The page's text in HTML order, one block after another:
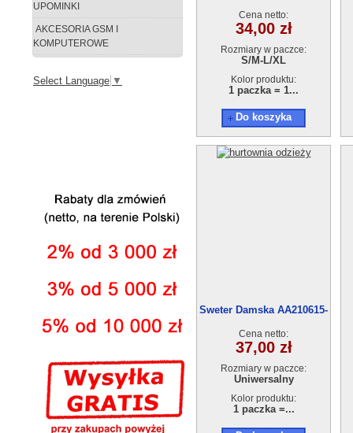
UPOMINKI
AKCESORIA GSM I
KOMPUTEROWE
Select Language ▼
Cena netto:
34,00 zł
Rozmiary w paczce:
S/M-L/XL
Kolor produktu:
1 paczka = 1...
Do koszyka
Sweter Damska AA210615-
Cena netto:
37,00 zł
Rozmiary w paczce:
Uniwersalny
Kolor produktu:
1 paczka =...